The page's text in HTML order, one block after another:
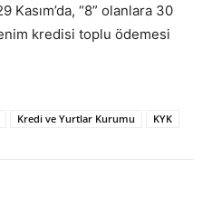
Kasım’da, “8” olanlara 30
kredisi toplu ödemesi
Kredi ve Yurtlar Kurumu KYK